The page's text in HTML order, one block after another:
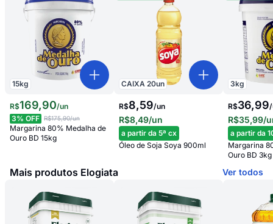
15kg
R$169,90/un
3% OFF R$175,90/un
Margarina 80% Medalha de
Ouro BD 15kg
CAIXA20un
R$8,59/un
R$8,49/un
a partir da 5ª cx
Óleo de Soja Soya 900ml
3kg
R$36,99/
R$35,99/
a partir da
Margarina
Ouro BD 3kg
Mais produtos Elogiata Ver todos